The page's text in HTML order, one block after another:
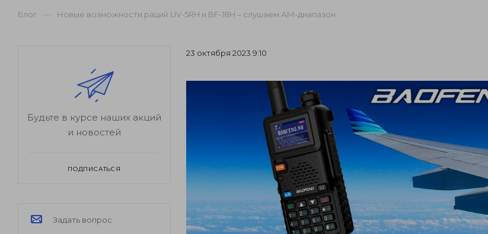
Блог Новые возможности раций UV-5RH и BF-18H – слушаем АМ-диапазон
23 октября 2023 9:10
Будьте в курсе наших акций
и новостей
ПОДПИСАТЬСЯ
Задать вопрос